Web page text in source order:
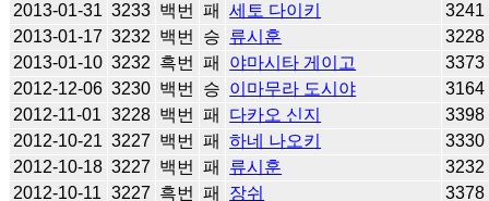
2013-01-31 3233 백번 패 세토 다이키
3241
2013-01-17 3232 백번 승 류시훈
3228
2013-01-10 3232 흑번 패 야마시타 게이고
3373
2012-12-06 3230 백번 승 이마무라 도시야
3164
2012-11-01 3228 백번 패 다카오 신지
3398
2012-10-21 3227 백번 패 하네 나오키
3330
2012-10-18 3227 백번 패 류시훈
3232
2012-10-11 3227 흑번 패 장쉬 3378